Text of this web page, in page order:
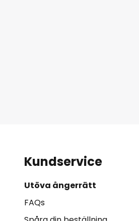
Kundservice
Utöva ångerrätt
FAQs